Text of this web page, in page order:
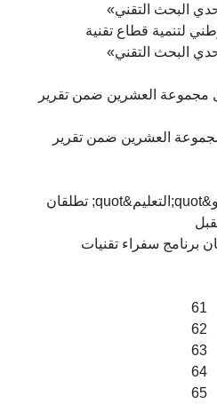
لتنمية قطاع تقنية
البحث التقني»
العشرين ضمن تقرير
برنامج سفراء تقنيات
Previous
page
Page
61
Page
62
Page
63
Page
64
Page
65